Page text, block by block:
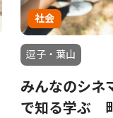
社会
逗子・葉山
みんなのシ
で知る学ぶ